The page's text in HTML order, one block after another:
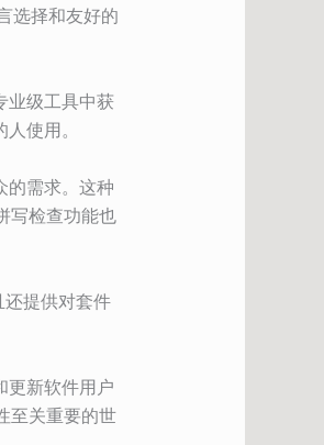
选择和友好的
业级工具中获
使用。
的需求。这种
写检查功能也
提供对套件
更新软件用户
至关重要的世